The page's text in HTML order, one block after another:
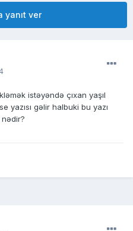
yanıt ver
istəyəndə çıxan yaşıl
yazısı gəlir halbuki bu yazı
nədir?